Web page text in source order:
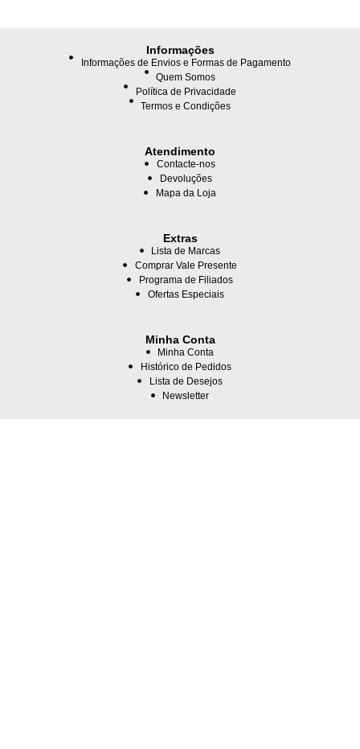
Informações
Informações de Envios e Formas de Pagamento
Quem Somos
Política de Privacidade
Termos e Condições
Atendimento
Contacte-nos
Devoluções
Mapa da Loja
Extras
Lista de Marcas
Comprar Vale Presente
Programa de Filiados
Ofertas Especiais
Minha Conta
Minha Conta
Histórico de Pedidos
Lista de Desejos
Newsletter